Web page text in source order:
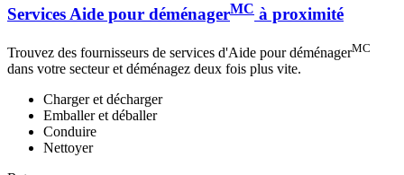
Services Aide pour déménagerMC à proximité
Trouvez des fournisseurs de services d'Aide pour déménagerMC
dans votre secteur et déménagez deux fois plus vite.
Charger et décharger
Emballer et déballer
Conduire
Nettoyer